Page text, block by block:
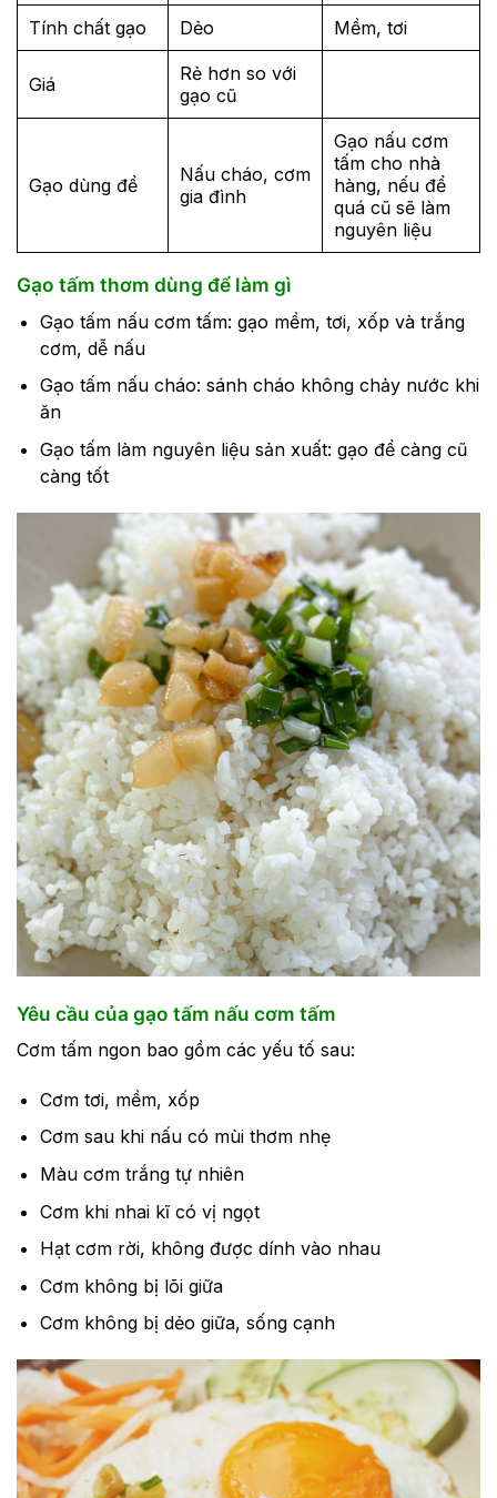
Tính chất gạo Dẻo Mềm, tơi
Giá
Rẻ hơn so với
gạo cũ
Gạo dùng để
Nấu cháo, cơm
gia đình
Gạo nấu cơm
tấm cho nhà
hàng, nếu để
quá cũ sẽ làm
nguyên liệu
Gạo tấm thơm dùng để làm gì
Gạo tấm nấu cơm tấm: gạo mềm, tơi, xốp và trắng
cơm, dễ nấu
Gạo tấm nấu cháo: sánh cháo không chảy nước khi
ăn
Gạo tấm làm nguyên liệu sản xuất: gạo để càng cũ
càng tốt
Yêu cầu của gạo tấm nấu cơm tấm
Cơm tấm ngon bao gồm các yếu tố sau:
Cơm tơi, mềm, xốp
Cơm sau khi nấu có mùi thơm nhẹ
Màu cơm trắng tự nhiên
Cơm khi nhai kĩ có vị ngọt
Hạt cơm rời, không được dính vào nhau
Cơm không bị lõi giữa
Cơm không bị dẻo giữa, sống cạnh